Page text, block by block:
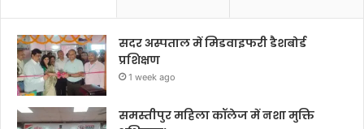
सदर अस्पताल में मिडवाइफरी डैशबोर्ड
प्रशिक्षण
1 week ago
समस्तीपुर महिला कॉलेज में नशा मुक्ति